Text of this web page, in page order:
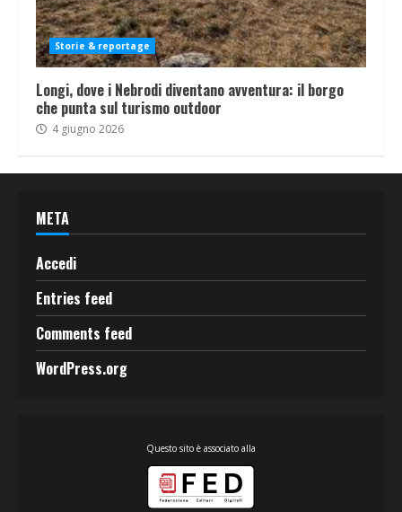
Storie & reportage
Longi, dove i Nebrodi diventano avventura: il borgo
che punta sul turismo outdoor
4 giugno 2026
META
Accedi
Entries feed
Comments feed
WordPress.org
Questo sito è associato alla